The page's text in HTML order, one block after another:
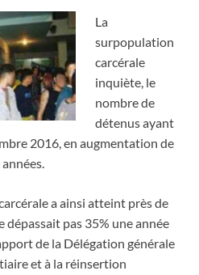
La
surpopulation
carcérale
inquiète, le
nombre de
détenus ayant
2016, en augmentation de
années.
a ainsi atteint près de
dépassait pas 35% une année
de la Délégation générale
et à la réinsertion